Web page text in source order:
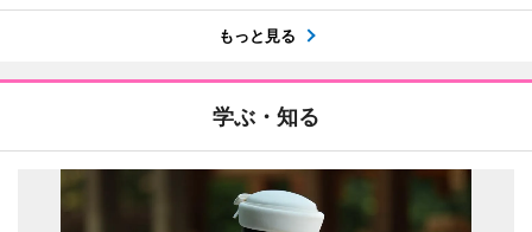
もっと見る
学ぶ・知る